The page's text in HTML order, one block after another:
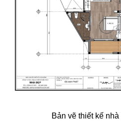
Bản vẽ thiết kế